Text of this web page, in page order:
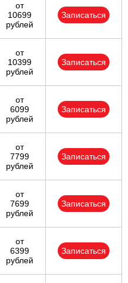
от
10699
рублей
Записаться
от
10399
рублей
Записаться
от
6099
рублей
Записаться
от
7799
рублей
Записаться
от
7699
рублей
Записаться
от
6399
рублей
Записаться